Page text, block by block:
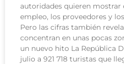
autoridades quieren mostrar
empleo, los proveedores y
Pero las cifras también
concentran en unas pocas
un nuevo hito La República
julio a 921 718 turistas que